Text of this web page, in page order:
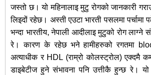
जस्तो छ। यो महिनालाइ मुटु रोगको जानकारी
लिइदों रहेछ। अस्ती एउटा भारती पसलमा पर्चामा
भन्दा भारतीय, नेपाली आदीलाइ मुटुको रोग लाग्ने
रे। कारण के रहेछ भने हामीहरुको रगतमा
अत्याधीक र HDL (राम्रो कोलस्ट्रोल) एक्दमै
डाइबेटीज हुने संभावना पनिउत्तीकै हुन्छ रे।